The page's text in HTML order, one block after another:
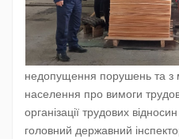
недопущення порушень та
населення про вимоги
організації трудових
головний державний